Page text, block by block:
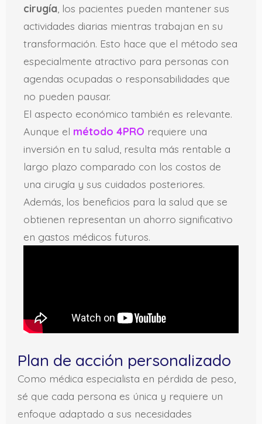
cirugía , los pacientes pueden mantener sus
actividades diarias mientras trabajan en su
transformación. Esto hace que el método sea
especialmente atractivo para personas con
agendas ocupadas o responsabilidades que
no pueden pausar.
El aspecto económico también es relevante.
Aunque el método 4PRO requiere una
inversión en tu salud, resulta más rentable a
largo plazo comparado con los costos de
una cirugía y sus cuidados posteriores.
Además, los beneficios para la salud que se
obtienen representan un ahorro significativo
en gastos médicos futuros.
Plan de acción personalizado
Como médica especialista en pérdida de peso,
sé que cada persona es única y requiere un
enfoque adaptado a sus necesidades